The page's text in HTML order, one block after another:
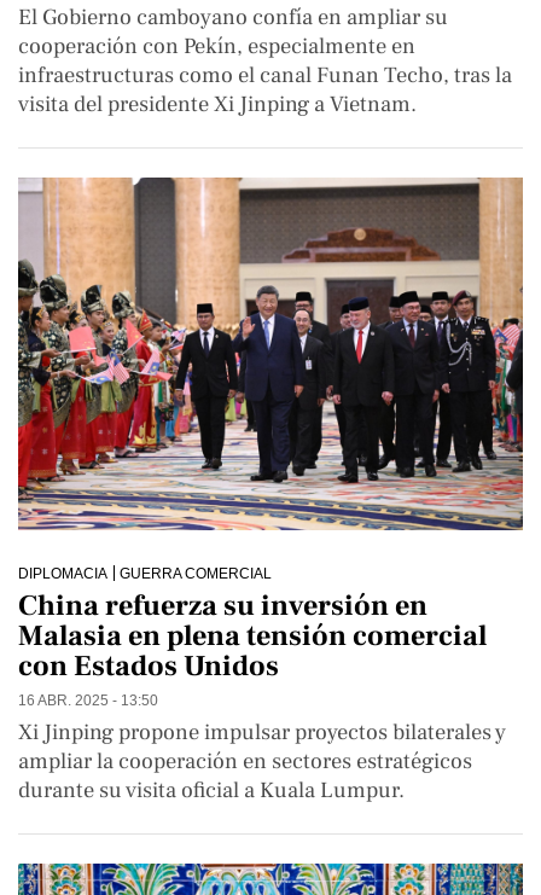
El Gobierno camboyano confía en ampliar su
cooperación con Pekín, especialmente en
infraestructuras como el canal Funan Techo, tras la
visita del presidente Xi Jinping a Vietnam.
DIPLOMACIA GUERRA COMERCIAL
China refuerza su inversión en
Malasia en plena tensión comercial
con Estados Unidos
16 ABR. 2025 - 13:50
Xi Jinping propone impulsar proyectos bilaterales y
ampliar la cooperación en sectores estratégicos
durante su visita oficial a Kuala Lumpur.